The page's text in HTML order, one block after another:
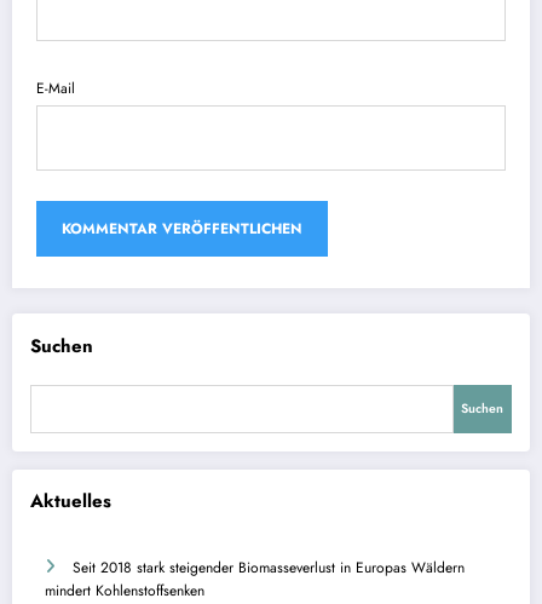
E-Mail
Suchen
Suchen
Aktuelles
Seit 2018 stark steigender Biomasseverlust in Europas Wäldern
mindert Kohlenstoffsenken